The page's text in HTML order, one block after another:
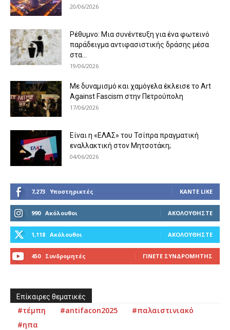
20/06/2026
Ρέθυμνο: Μια συνέντευξη για ένα φωτεινό
παράδειγμα αντιφασιστικής δράσης μέσα
στα...
19/06/2026
Με δυναμισμό και χαμόγελα έκλεισε το Art
Against Fascism στην Πετρούπολη
17/06/2026
Είναι η «ΕΛΑΣ» του Τσίπρα πραγματική
εναλλακτική στον Μητσοτάκη;
04/06/2026
7,273 Υποστηρικτές ΚΆΝΤΕ LIKE
990 Ακόλουθοι ΑΚΟΛΟΥΘΉΣΤΕ
1,118 Ακόλουθοι ΑΚΟΛΟΥΘΉΣΤΕ
450 Συνδρομητές ΓΊΝΕΤΕ ΣΥΝΔΡΟΜΗΤΉΣ
Επίκαιρες θεματικές
#τέμπη #antifacon2025
#παλαιστινιακό
#ηπα